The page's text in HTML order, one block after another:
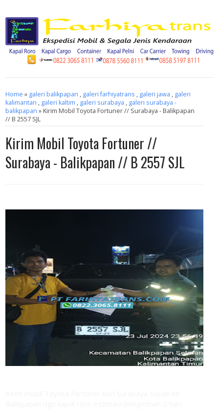
Home » galeri balikpapan , galeri farhiyatrans , galeri jawa , galeri
kalimantan , galeri kaltim , galeri surabaya , galeri surabaya -
balikpapan » Kirim Mobil Toyota Fortuner // Surabaya - Balikpapan
// B 2557 SJL
Kirim Mobil Toyota Fortuner //
Surabaya - Balikpapan // B 2557 SJL